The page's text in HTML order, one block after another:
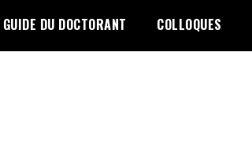
GUIDE DU DOCTORANT COLLOQUES